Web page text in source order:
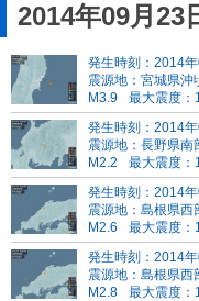
2014年09月23
発生時刻：2014
震源地：宮城県沖
M3.9
最大震度：
発生時刻：2014
震源地：長野県南
M2.2
最大震度：
発生時刻：2014
震源地：島根県西
M2.6
最大震度：
発生時刻：2014
震源地：島根県西
M2.8
最大震度：